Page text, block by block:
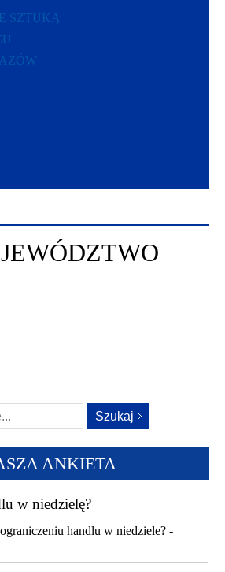
SZTUKĄ
ANKIETA
w niedzielę?
handlu w niedziele? -